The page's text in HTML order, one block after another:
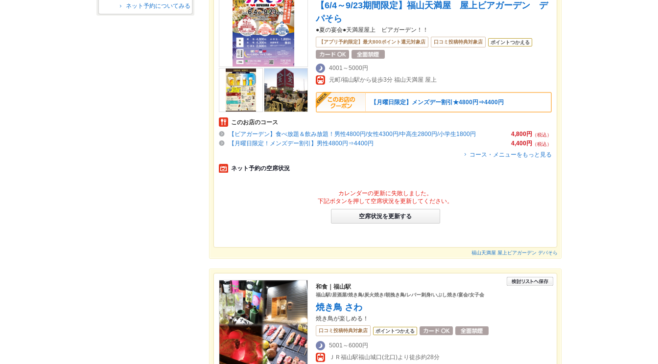
ネット予約についてみる
【6/4～9/23期間限定】福山天満屋 屋上ビアガーデン デ
パそら
●夏の宴会●天満屋屋上 ビアガーデン！！
【アプリ予約限定】最大800ポイント還元対象店 口コミ投稿特典対象店 ポイントつかえる
4001～5000円
元町/福山駅から徒歩3分 福山天満屋 屋上
【月曜日限定】メンズデー割引★4800円⇒4400円
このお店のコース
4,800円
（税込）
【ビアガーデン】食べ放題＆飲み放題！男性4800円/女性4300円/中高生2800円/小学生1800円
4,400円
（税込）
【月曜日限定！メンズデー割引】男性4800円⇒4400円
コース・メニューをもっと見る
ネット予約の空席状況
カレンダーの更新に失敗しました。
下記ボタンを押して空席状況を更新してください。
空席状況を更新する
福山天満屋 屋上ビアガーデン デパそら
和食｜福山駅
福山駅/居酒屋/焼き鳥/炭火焼き/朝挽き鳥/レバー刺身/いぶし焼き/宴会/女子会
焼き鳥 さわ
焼き鳥が楽しめる！
口コミ投稿特典対象店 ポイントつかえる
5001～6000円
ＪＲ福山駅福山城口(北口)より徒歩約28分